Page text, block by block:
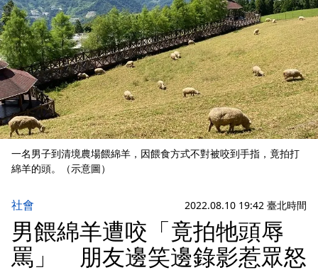
一名男子到清境農場餵綿羊，因餵食方式不對被咬到手指，竟拍打
綿羊的頭。（示意圖）
社會 2022.08.10 19:42 臺北時間
男餵綿羊遭咬「竟拍牠頭辱
罵」 朋友邊笑邊錄影惹眾怒